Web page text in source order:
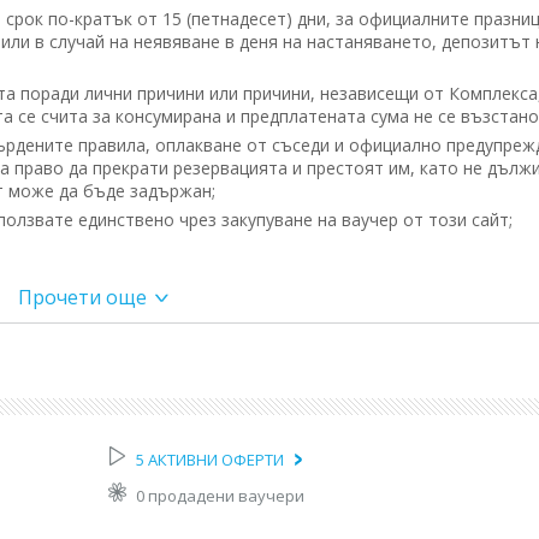
по-кратък от 15 (петнадесет) дни, за официалните
в случай на неявяване в деня на настаняването, депозитът
поради лични причини или причини, независещи от
се счита за консумирана и предплатената сума не се
правила, оплакване от съседи и официално
да прекрати резервацията и престоят им, като не
може да бъде задържан;
единствено чрез закупуване на ваучер от този сайт;
помещения, счупени прибори и техника, следи от
следствие неспазване на условията и правилата в къщите за
напускане. В случай на нанесени щети по време на престоя,
Прочети още
5 АКТИВНИ ОФЕРТИ
0 продадени ваучери